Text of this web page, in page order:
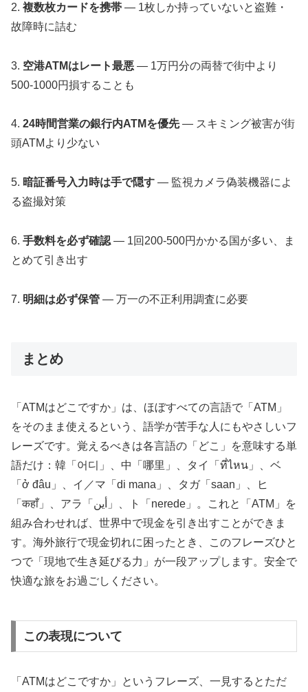
2. 複数枚カードを携帯 — 1枚しか持っていないと盗難・
故障時に詰む
3. 空港ATMはレート最悪 — 1万円分の両替で街中より
500-1000円損することも
4. 24時間営業の銀行内ATMを優先— スキミング被害が街
頭ATMより少ない
5. 暗証番号入力時は手で隠す — 監視カメラ偽装機器によ
る盗撮対策
6. 手数料を必ず確認 — 1回200-500円かかる国が多い、ま
とめて引き出す
7. 明細は必ず保管 — 万一の不正利用調査に必要
まとめ
「ATMはどこですか」は、ほぼすべての言語で「ATM」
をそのまま使えるという、語学が苦手な人にもやさしいフ
レーズです。覚えるべきは各言語の「どこ」を意味する単
語だけ：韓「어디」、中「哪里」、タイ「ที่ไหน」、ベ
「ở đâu」、イ／マ「di mana」、タガ「saan」、ヒ
「कहाँ」、アラ「أين」、ト「nerede」。これと「ATM」を
組み合わせれば、世界中で現金を引き出すことができま
す。海外旅行で現金切れに困ったとき、このフレーズひと
つで「現地で生き延びる力」が一段アップします。安全で
快適な旅をお過ごしください。
この表現について
「ATMはどこですか」というフレーズ、一見するとただ